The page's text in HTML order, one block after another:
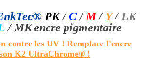
PK/C/M/Y/ LK
/ MKencre pigmentaire
contre les UV ! Remplace l'encre
K2 UltraChrome® !